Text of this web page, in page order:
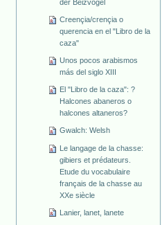
der Beizvögel
Creençia/crençia o
querencia en el "Libro de la
caza"
Unos pocos arabismos
más del siglo XIII
El "Libro de la caza": ?
Halcones abaneros o
halcones altaneros?
Gwalch: Welsh
Le langage de la chasse:
gibiers et prédateurs.
Etude du vocabulaire
français de la chasse au
XXe siècle
Lanier, lanet, lanete